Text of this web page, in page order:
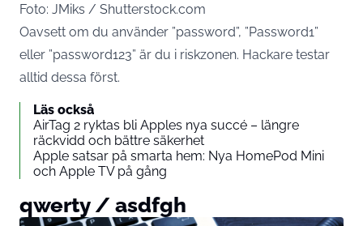
Foto: JMiks / Shutterstock.com
Oavsett om du använder ”password”, ”Password1”
eller ”password123” är du i riskzonen. Hackare testar
alltid dessa först.
Läs också
AirTag 2 ryktas bli Apples nya succé – längre
räckvidd och bättre säkerhet
Apple satsar på smarta hem: Nya HomePod Mini
och Apple TV på gång
qwerty / asdfgh